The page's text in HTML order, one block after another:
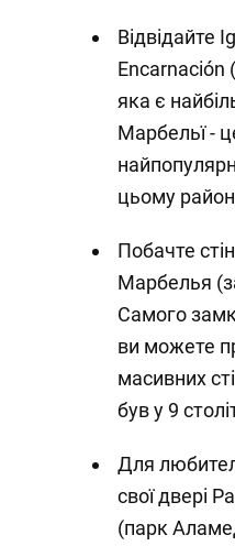
Відвідайте
Encarnación
яка є
Марбельї -
цьому
Побачте
Марбелья
Самого
ви можете
масивних
був у 9
Для
свої двері
(парк